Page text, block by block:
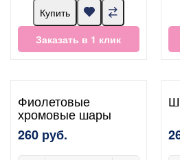
Купить
Заказать в 1 клик
Фиолетовые
хромовые шары
260 руб.